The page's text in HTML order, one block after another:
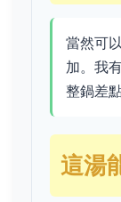
當然可
加。我
整鍋差
這湯